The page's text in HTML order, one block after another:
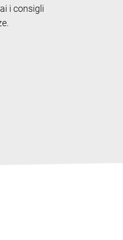
i consigli